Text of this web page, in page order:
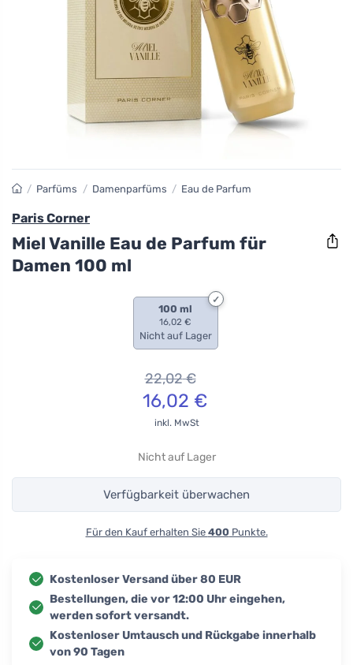
/ Parfüms / Damenparfüms / Eau de Parfum
Paris Corner
Miel Vanille Eau de Parfum für
Damen 100 ml
100 ml
16,02 €
Nicht auf Lager
22,02€
16,02 €
inkl. MwSt
Nicht auf Lager
Verfügbarkeit überwachen
Für den Kauf erhalten Sie 400Punkte.
Kostenloser Versand über 80 EUR
Bestellungen, die vor 12:00 Uhr eingehen,
werden sofort versandt.
Kostenloser Umtausch und Rückgabe innerhalb
von 90 Tagen